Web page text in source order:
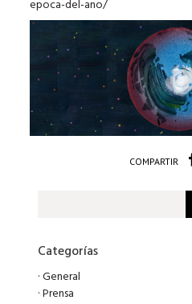
epoca-del-ano/
COMPARTIR
Categorías
·General
·Prensa